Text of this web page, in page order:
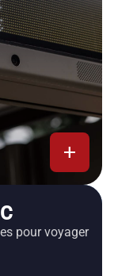
add
pour voyager